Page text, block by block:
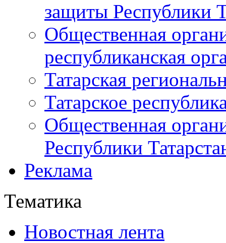
защиты Республики
Общественная
республиканская
Татарская
Татарское
Общественная
Республики
Реклама
Тематика
Новостная лента